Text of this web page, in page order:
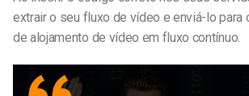
extrair o seu fluxo de vídeo e enviá-lo para
de alojamento de vídeo em fluxo contínuo.